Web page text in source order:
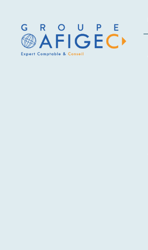
contenu